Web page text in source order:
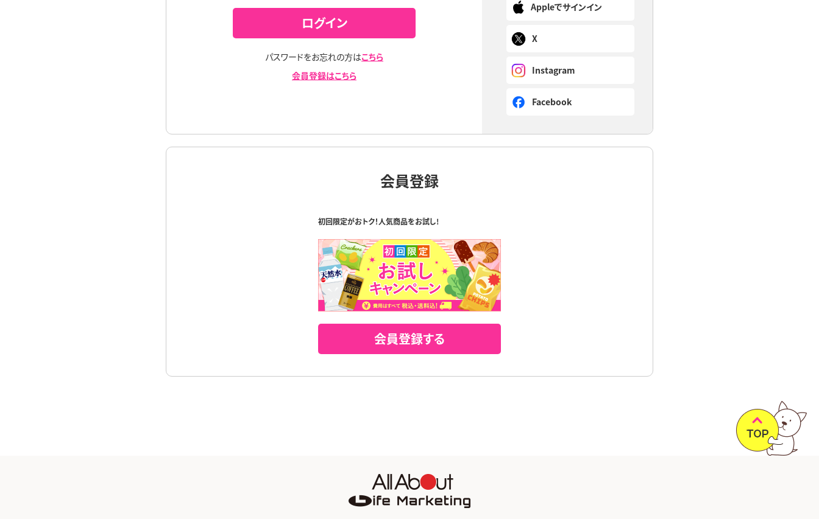
ログイン
パスワードをお忘れの方はこちら
会員登録はこちら
Appleでサインイン
X
Instagram
Facebook
会員登録
初回限定がおトク！人気商品をお試し!
会員登録する